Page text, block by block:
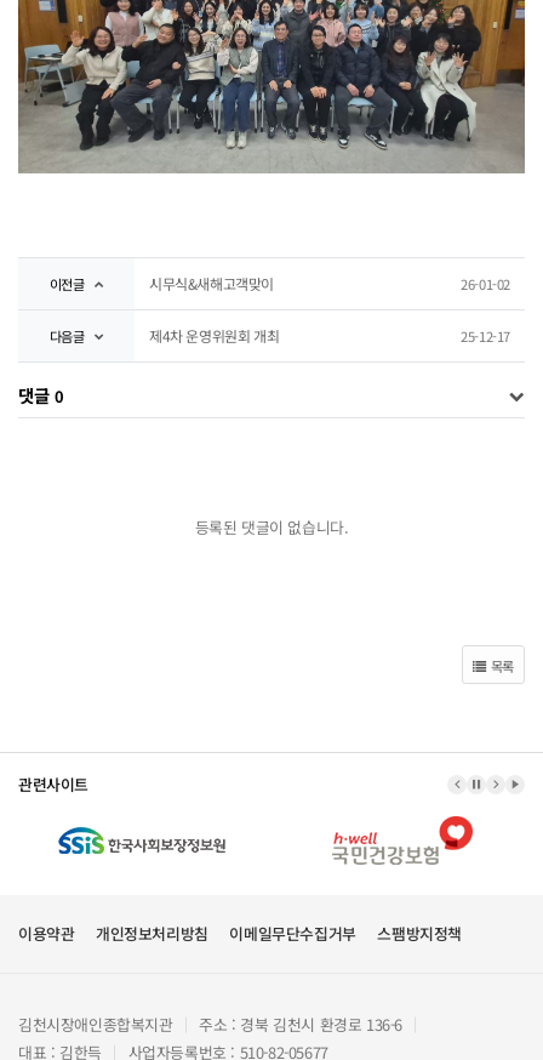
이전글 시무식&새해고객맞이 26-01-02
다음글 제4차 운영위원회 개최 25-12-17
댓글 0
등록된 댓글이 없습니다.
목록
관련사이트 이전 배너
배너 정지
다음배
이용약관 개인정보처리방침 이메일무단수집거부 스팸방지정책
김천시장애인종합복지관
주소 : 경북 김천시 환경로 136-6
대표 : 김한득
사업자등록번호 : 510-82-05677